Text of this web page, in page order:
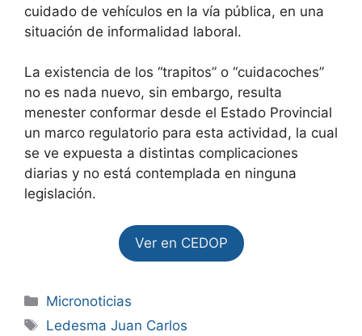
cuidado de vehículos en la vía pública, en una
situación de informalidad laboral.
La existencia de los “trapitos” o “cuidacoches”
no es nada nuevo, sin embargo, resulta
menester conformar desde el Estado Provincial
un marco regulatorio para esta actividad, la cual
se ve expuesta a distintas complicaciones
diarias y no está contemplada en ninguna
legislación.
Ver en CEDOP
Micronoticias
Ledesma Juan Carlos